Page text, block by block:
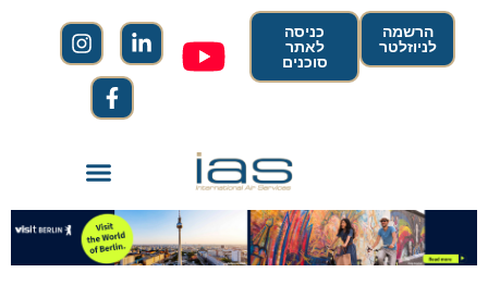
הרשמה
לניוזלטר
כניסה
לאתר
סוכנים